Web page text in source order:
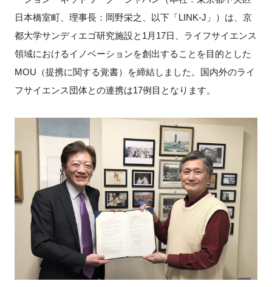
プログラム
インタビュー・コラム
ニュース・掲示板
施設・アクセス
FAQ
イベントお知らせメール登録
日本橋室町、理事長：岡野栄之、以下「LINK-J」）は、京
都大学サンディエゴ研究施設と1月17日、ライフサイエンス
領域におけるイノベーションを創出することを目的とした
MOU（提携に関する覚書）を締結しました。国内外のライ
フサイエンス団体との連携は17例目となります。